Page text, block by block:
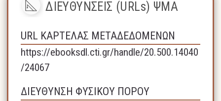
ΔΙΕΥΘΥΝΣΕΙΣ (URLs) ΨΜΑ
URL ΚΑΡΤΕΛΑΣ ΜΕΤΑΔΕΔΟΜΕΝΩΝ
https://ebooksdl.cti.gr/handle/20.500.14040
/24067
ΔΙΕΥΘΥΝΣΗ ΦΥΣΙΚΟΥ ΠΟΡΟΥ